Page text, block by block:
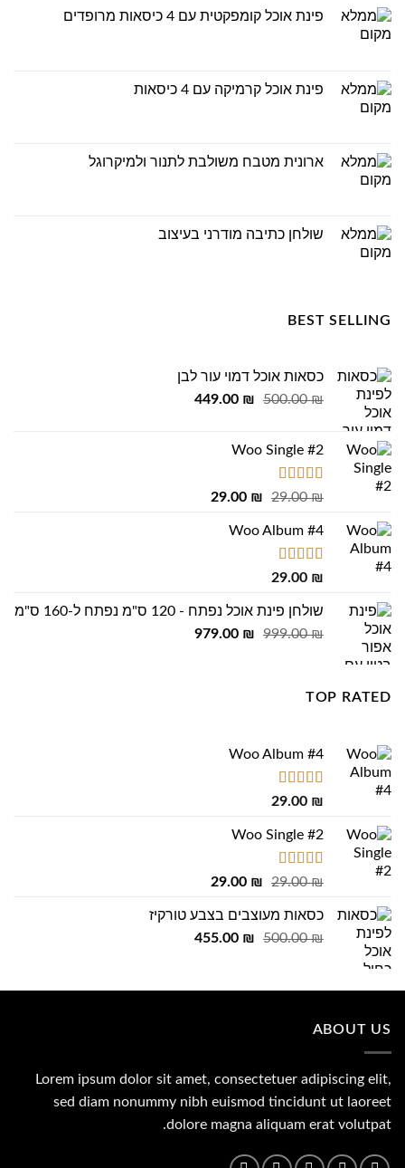
פינת אוכל קומפקטית עם 4 כיסאות מרופדים
פינת אוכל קרמיקה עם 4 כיסאות
ארונית מטבח משולבת לתנור ולמיקרוגל
שולחן כתיבה מודרני בעיצוב
BEST SELLING
כסאות אוכל דמוי עור לבן
500.00₪
המחיר
500.00 ₪.
449.00 ₪
המחיר
Woo Single #2
דורג4.75
29.00₪
המחיר
היה:
29.00 ₪
המחיר
Woo Album #4
דורג5.00
29.00 ₪
שולחן פינת אוכל נפתח - 120 ס"מ נפתח ל-160 ס"מ
999.00₪
המחיר
979.00 ₪
המחיר
TOP RATED
Woo Album #4
דורג5.00
29.00 ₪
Woo Single #2
דורג4.75
29.00₪
המחיר
היה:
29.00 ₪.
29.00 ₪
המחיר
הוא:
29.00 ₪.
כסאות מעוצבים בצבע טורקיז
500.00₪
המחיר
500.00 ₪.
455.00 ₪
המחיר
455.00 ₪.
ABOUT US
Lorem ipsum dolor sit amet, consectetuer adipiscing elit,
sed diam nonummy nibh euismod tincidunt ut laoreet
dolore magna aliquam erat volutpat.